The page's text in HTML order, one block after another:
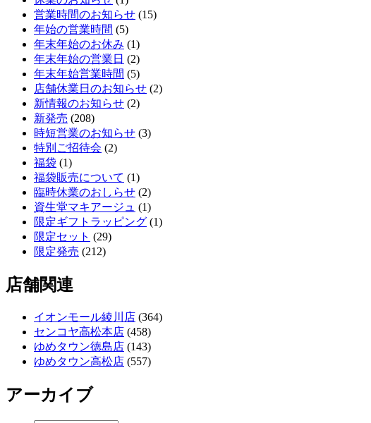
営業時間のお知らせ (15)
年始の営業時間 (5)
年末年始のお休み (1)
年末年始の営業日 (2)
年末年始営業時間 (5)
店舗休業日のお知らせ (2)
新情報のお知らせ (2)
新発売 (208)
時短営業のお知らせ (3)
特別ご招待会 (2)
福袋 (1)
福袋販売について (1)
臨時休業のおしらせ (2)
資生堂マキアージュ (1)
限定ギフトラッピング (1)
限定セット (29)
限定発売 (212)
店舗関連
イオンモール綾川店 (364)
センコヤ高松本店 (458)
ゆめタウン徳島店 (143)
ゆめタウン高松店 (557)
アーカイブ